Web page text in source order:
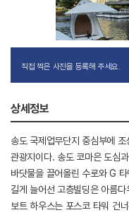
직접 찍은 사진을 등록해 주세요.
상세정보
송도 국제업무단지 중심부에
관광지이다. 송도 코마은 도심
바닷물을 끌어올린 수로와 G
길게 늘어선 고층빌딩은 아름
보트 하우스는 포스코 타워 건